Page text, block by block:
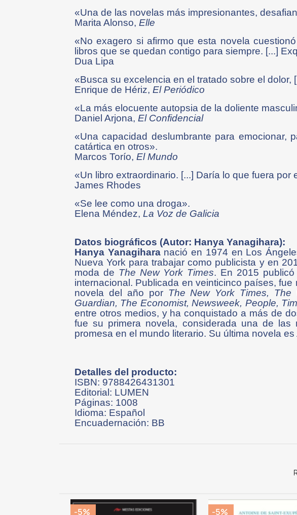
«Una de las novelas más impresionantes,
Marita Alonso, Elle
«No exagero si afirmo que esta novela
libros que se quedan contigo para siempre. [...]
Dua Lipa
«Busca su excelencia en el tratado sobre el
Enrique de Hériz, El Periódico
«La más elocuente autopsia de la doliente
Daniel Arjona, El Confidencial
«Una capacidad deslumbrante para emocionar,
catártica en otros».
Marcos Torío, El Mundo
«Un libro extraordinario. [...] Daría lo que fuera
James Rhodes
«Se lee como una droga».
Elena Méndez, La Voz de Galicia
Datos biográficos (Autor: Hanya Yanagihara):
Hanya Yanagiharanació en 1974 en Los
Nueva York para trabajar como publicista y en
moda de The New York Times. En 2015 publicó
internacional. Publicada en veinticinco países,
novela del año por The New York Times, The
Guardian, The Economist, Newsweek, People,
entre otros medios, y ha conquistado a más de
fue su primera novela, considerada una de
promesa en el mundo literario. Su última novela es
Detalles del producto:
ISBN: 9788426431301
Editorial: LUMEN
Páginas: 1008
Idioma: Español
Encuadernación: BB
-5% -5%